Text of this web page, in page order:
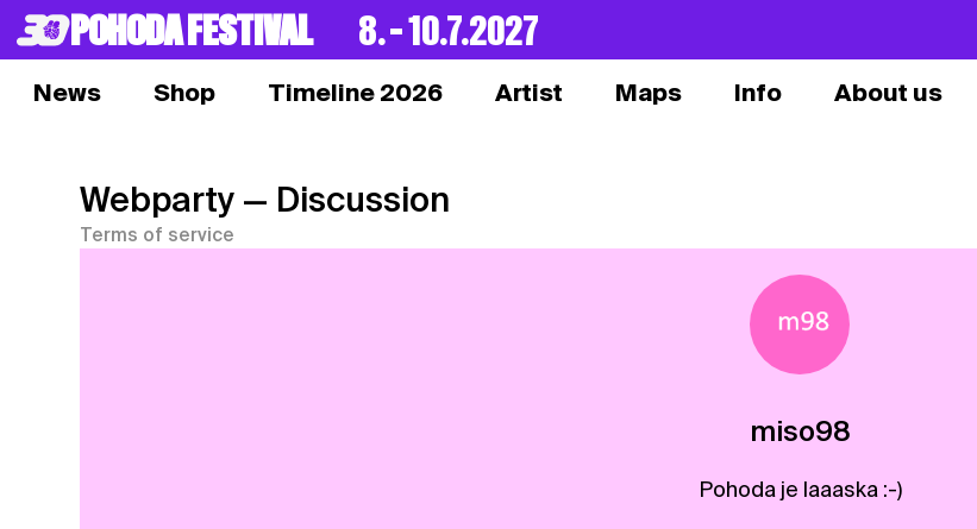
POHODA FESTIVAL 8. – 10.7.2027
News Shop Timeline 2026 Artist Maps Info About us
Webparty — Discussion
Terms of service
miso98
Pohoda je laaaska :-)